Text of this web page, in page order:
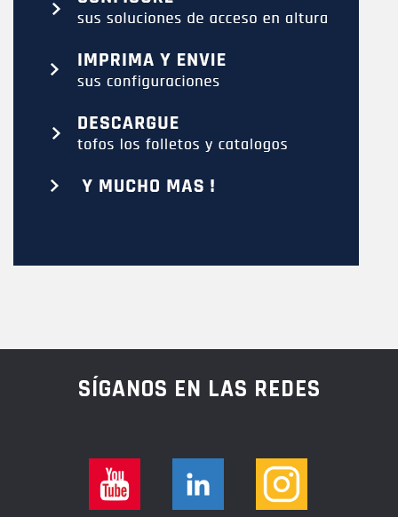
SÍGANOS EN LAS REDES